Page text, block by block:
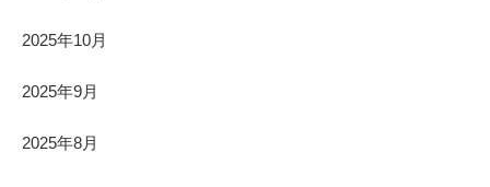
2025年10月
2025年9月
2025年8月